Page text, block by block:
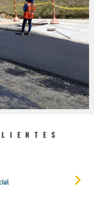
I E N T E S